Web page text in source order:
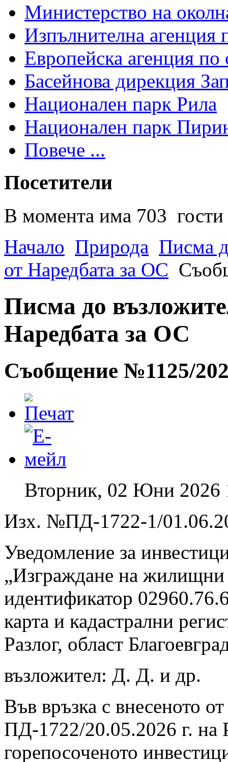
Министерство на
Изпълнителна агенция
Европейска агенция по
Басейнова дирекция
Национален парк Рила
Национален парк
Повече ...
Посетители
В момента има 703 гости
Начало Природа Писма
от Наредбата за ОС
Писма до
Наредбата за ОС
Съобщение №1125/
Вторник, 02 Юни 2026
Изх. №ПД-1722-1/
Уведомление за
„Изграждане на жилищни
идентификатор
карта и кадастрални
Разлог, област
възложител: Д. Д. и др.
Във връзка с внесеното
ПД-1722/20.05.2026 г. на
горепосоченото